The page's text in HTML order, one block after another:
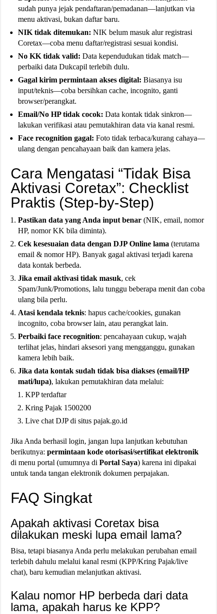
sudah punya jejak pendaftaran/pemadanan—lanjutkan via
menu aktivasi, bukan daftar baru.
NIK tidak ditemukan: NIK belum masuk alur registrasi
Coretax—coba menu daftar/registrasi sesuai kondisi.
No KK tidak valid: Data kependudukan tidak match—
perbaiki data Dukcapil terlebih dulu.
Gagal kirim permintaan akses digital: Biasanya isu
input/teknis—coba bersihkan cache, incognito, ganti
browser/perangkat.
Email/No HP tidak cocok: Data kontak tidak sinkron—
lakukan verifikasi atau pemutakhiran data via kanal resmi.
Face recognition gagal: Foto tidak terbaca/kurang cahaya—
ulang dengan pencahayaan baik dan kamera jelas.
Cara Mengatasi “Tidak Bisa
Aktivasi Coretax”: Checklist
Praktis (Step-by-Step)
Pastikan data yang Anda input benar (NIK, email, nomor
HP, nomor KK bila diminta).
Cek kesesuaian data dengan DJP Online lama (terutama
email & nomor HP). Banyak gagal aktivasi terjadi karena
data kontak berbeda.
Jika email aktivasi tidak masuk, cek
Spam/Junk/Promotions, lalu tunggu beberapa menit dan coba
ulang bila perlu.
Atasi kendala teknis: hapus cache/cookies, gunakan
incognito, coba browser lain, atau perangkat lain.
Perbaiki face recognition: pencahayaan cukup, wajah
terlihat jelas, hindari aksesori yang mengganggu, gunakan
kamera lebih baik.
Jika data kontak sudah tidak bisa diakses (email/HP
mati/lupa), lakukan pemutakhiran data melalui:
KPP terdaftar
Kring Pajak 1500200
Live chat DJP di situs pajak.go.id
Jika Anda berhasil login, jangan lupa lanjutkan kebutuhan
berikutnya:permintaan kode otorisasi/sertifikat elektronik
di menu portal (umumnya diPortal Saya) karena ini dipakai
untuk tanda tangan elektronik dokumen perpajakan.
FAQ Singkat
Apakah aktivasi Coretax bisa
dilakukan meski lupa email lama?
Bisa, tetapi biasanya Anda perlu melakukan perubahan email
terlebih dahulu melalui kanal resmi (KPP/Kring Pajak/live
chat), baru kemudian melanjutkan aktivasi.
Kalau nomor HP berbeda dari data
lama, apakah harus ke KPP?